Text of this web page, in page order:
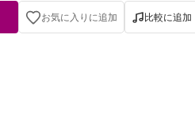
お気に入りに追加 比較に追加